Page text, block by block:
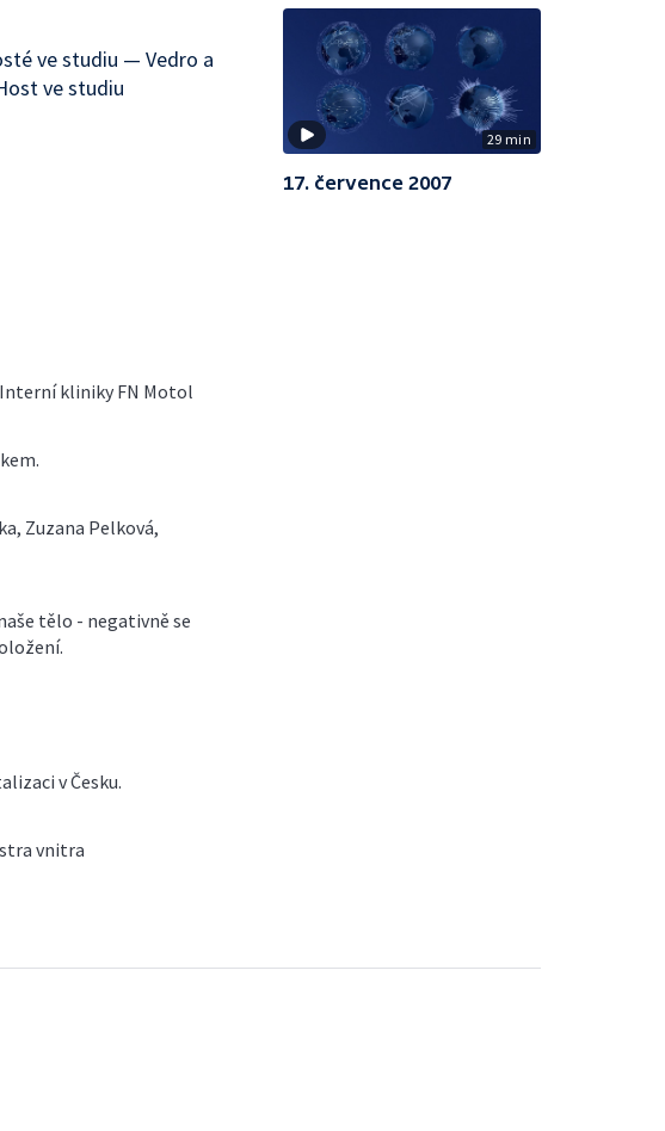
ve studiu — Vedro a
ve studiu
kliniky FN Motol
Zuzana Pelková,
tělo - negativně se
v Česku.
vnitra
29 min
17. července 2007